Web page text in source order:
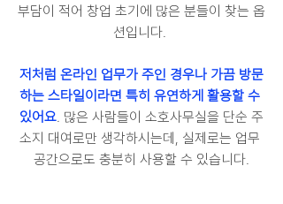
부담이 적어 창업 초기에 많은 분들이 찾는 옵
션입니다.
저처럼 온라인 업무가 주인 경우나 가끔 방문
하는 스타일이라면 특히 유연하게 활용할 수
있어요. 많은 사람들이 소호사무실을 단순 주
소지 대여로만 생각하시는데, 실제로는 업무
공간으로도 충분히 사용할 수 있습니다.